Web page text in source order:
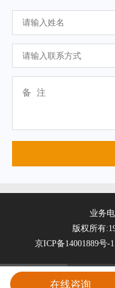
业务
版权所有
京ICP备14001889号-1
在线咨询